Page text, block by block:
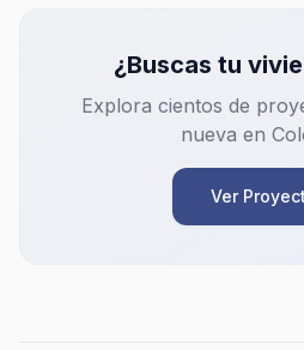
¿Buscas tu
Explora cientos de
nueva en
Ver